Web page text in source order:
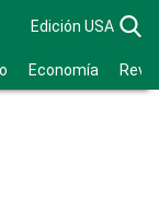
Edición USA
Economía